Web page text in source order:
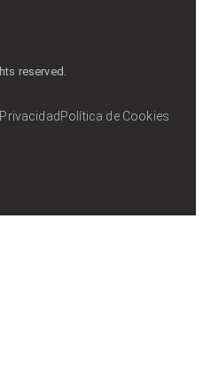
reserved.
Política de Cookies